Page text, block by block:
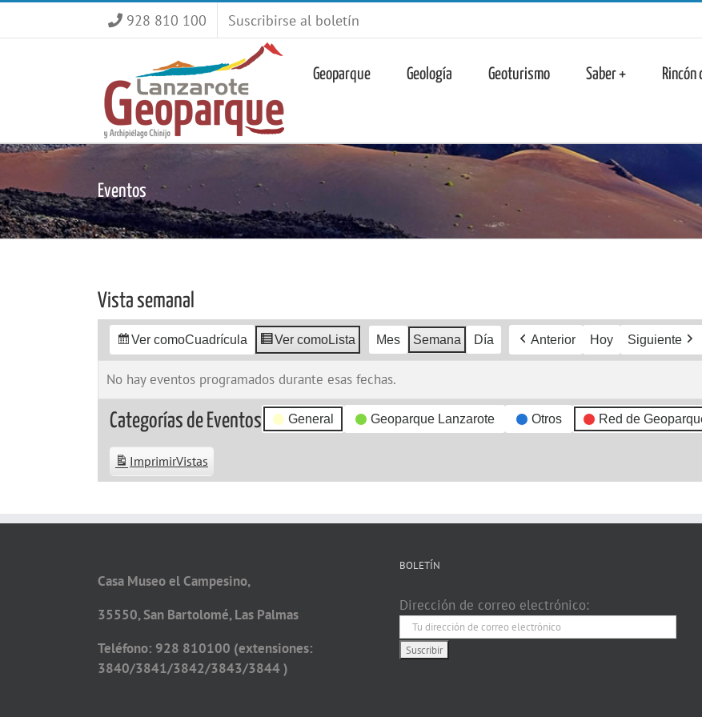
928 810 100 Suscribirse al boletín
Geoparque Geología Geoturismo Saber + Rincón
Eventos
Vista semanal
Ver comoCuadrícula Ver comoLista Mes Semana Día Anterior Hoy Siguiente
No hay eventos programados durante esas fechas.
Categorías de Eventos General Geoparque Lanzarote Otros Red de
ImprimirVistas
Casa Museo el Campesino,
35550, San Bartolomé, Las Palmas
Teléfono: 928 810100 (extensiones:
3840/3841/3842/3843/3844 )
BOLETÍN
Dirección de correo electrónico: